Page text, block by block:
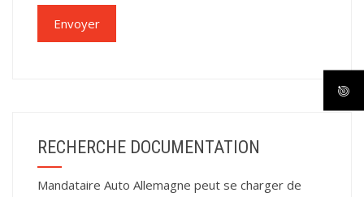
RECHERCHE DOCUMENTATION
Mandataire Auto Allemagne peut se charger de